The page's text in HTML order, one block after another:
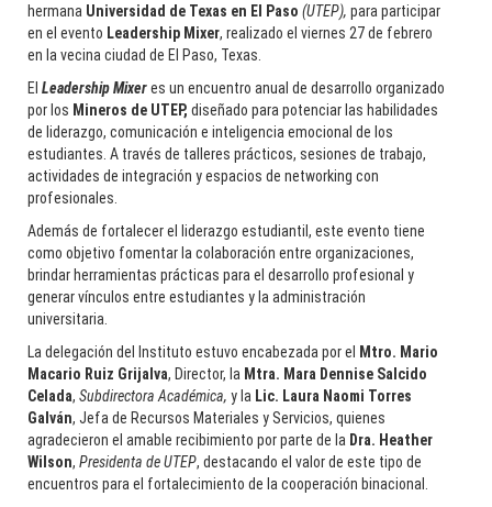
hermana Universidad de Texas en El Paso (UTEP), para participar
en el evento Leadership Mixer, realizado el viernes 27 de febrero
en la vecina ciudad de El Paso, Texas.
El Leadership Mixeres un encuentro anual de desarrollo organizado
por los Mineros de UTEP, diseñado para potenciar las habilidades
de liderazgo, comunicación e inteligencia emocional de los
estudiantes. A través de talleres prácticos, sesiones de trabajo,
actividades de integración y espacios de networking con
profesionales.
Además de fortalecer el liderazgo estudiantil, este evento tiene
como objetivo fomentar la colaboración entre organizaciones,
brindar herramientas prácticas para el desarrollo profesional y
generar vínculos entre estudiantes y la administración
universitaria.
La delegación del Instituto estuvo encabezada por el
Mtro. Mario
Macario Ruiz Grijalva, Director, la Mtra. Mara Dennise Salcido
Celada, Subdirectora Académica, y la Lic. Laura Naomi Torres
Galván, Jefa de Recursos Materiales y Servicios, quienes
agradecieron el amable recibimiento por parte de la Dra. Heather
Wilson, Presidenta de UTEP, destacando el valor de este tipo de
encuentros para el fortalecimiento de la cooperación binacional.